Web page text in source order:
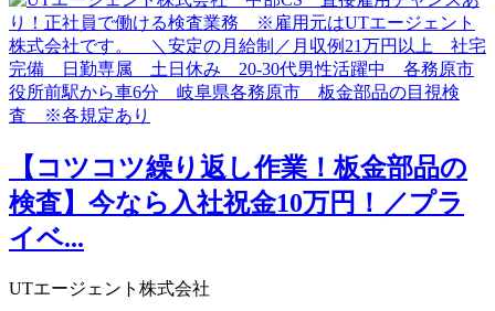
【コツコツ繰り返し作業！板金部品の
検査】今なら入社祝金10万円！／プラ
イベ...
UTエージェント株式会社